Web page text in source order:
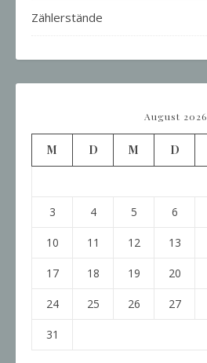
Zählerstände
August 2026
M D M D
3 4 5 6
10 11 12 13
17 18 19 20
24 25 26 27
31